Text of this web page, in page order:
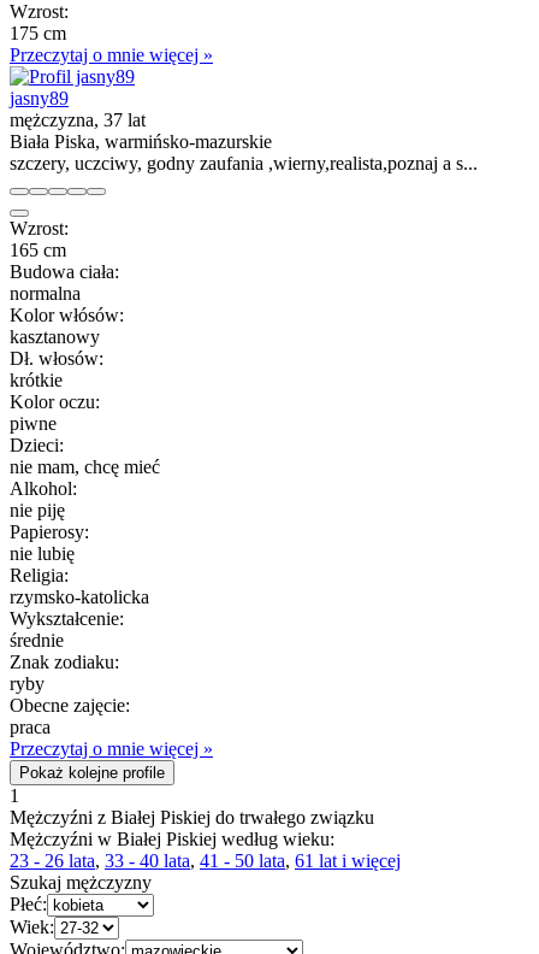
Wzrost:
175 cm
Przeczytaj o mnie więcej »
jasny89
mężczyzna, 37 lat
Biała Piska, warmińsko-mazurskie
szczery, uczciwy, godny zaufania ,wierny,realista,poznaj a s...
Wzrost:
165 cm
Budowa ciała:
normalna
Kolor włósów:
kasztanowy
Dł. włosów:
krótkie
Kolor oczu:
piwne
Dzieci:
nie mam, chcę mieć
Alkohol:
nie piję
Papierosy:
nie lubię
Religia:
rzymsko-katolicka
Wykształcenie:
średnie
Znak zodiaku:
ryby
Obecne zajęcie:
praca
Przeczytaj o mnie więcej »
Pokaż kolejne profile
1
Mężczyźni z Białej Piskiej do trwałego związku
Mężczyźni w Białej Piskiej według wieku:
23 - 26 lata, 33 - 40 lata, 41 - 50 lata, 61 lat i więcej
Szukaj mężczyzny
Płeć:
Wiek:
Województwo: